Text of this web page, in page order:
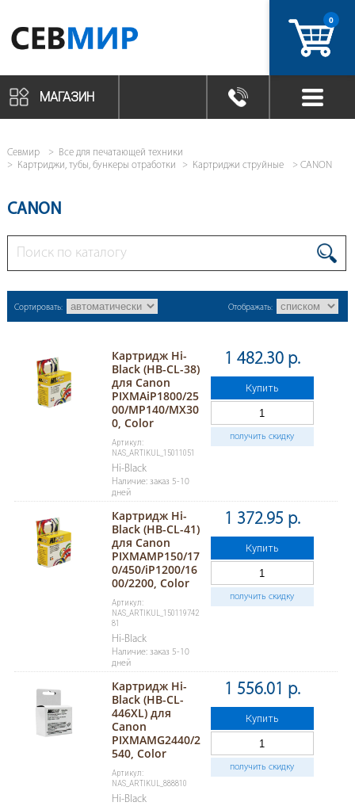
0
МАГАЗИН
Севмир
Все для печатающей техники
Картриджи, тубы, бункеры отработки
Картриджи струйные CANON
CANON
Сортировать: Отображать:
Картридж Hi-
Black (HB-CL-38)
для Canon
PIXMAiP1800/25
00/MP140/MX30
0, Color
Артикул:
NAS_ARTIKUL_15011051
Hi-Black
Наличие: заказ 5-10
дней
1 482.30 р.
Купить
получить скидку
Картридж Hi-
Black (HB-CL-41)
для Canon
PIXMAMP150/17
0/450/iP1200/16
00/2200, Color
Артикул:
NAS_ARTIKUL_150119742
81
Hi-Black
Наличие: заказ 5-10
дней
1 372.95 р.
Купить
получить скидку
Картридж Hi-
Black (HB-CL-
446XL) для
Canon
PIXMAMG2440/2
540, Color
Артикул:
NAS_ARTIKUL_888810
Hi-Black
1 556.01 р.
Купить
получить скидку